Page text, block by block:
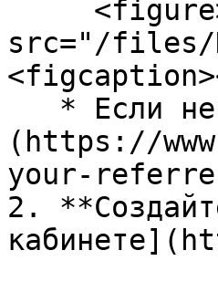
src="/files/
(https://
your-
2.